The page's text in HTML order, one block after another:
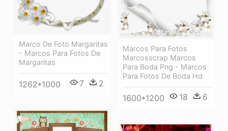
Marco De Foto Margaritas
- Marcos Para Fotos De
Margaritas
1262*1000 7 2
Marcos Para Fotos
Marcosscrap Marcos
Para Boda Png - Marcos
Para Fotos De Boda Hd
1600*1200 18 6